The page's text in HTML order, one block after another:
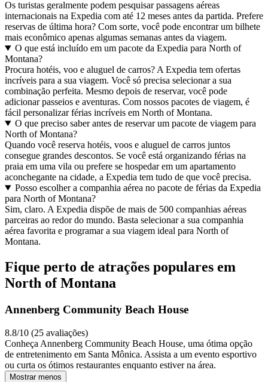
Os turistas geralmente podem pesquisar passagens aéreas
internacionais na Expedia com até 12 meses antes da partida. Prefere
reservas de última hora? Com sorte, você pode encontrar um bilhete
mais econômico apenas algumas semanas antes da viagem.
O que está incluído em um pacote da Expedia para North of
Montana?
Procura hotéis, voo e aluguel de carros? A Expedia tem ofertas
incríveis para a sua viagem. Você só precisa selecionar a sua
combinação perfeita. Mesmo depois de reservar, você pode
adicionar passeios e aventuras. Com nossos pacotes de viagem, é
fácil personalizar férias incríveis em North of Montana.
O que preciso saber antes de reservar um pacote de viagem para
North of Montana?
Quando você reserva hotéis, voos e aluguel de carros juntos
consegue grandes descontos. Se você está organizando férias na
praia em uma vila ou prefere se hospedar em um apartamento
aconchegante na cidade, a Expedia tem tudo de que você precisa.
Posso escolher a companhia aérea no pacote de férias da Expedia
para North of Montana?
Sim, claro. A Expedia dispõe de mais de 500 companhias aéreas
parceiras ao redor do mundo. Basta selecionar a sua companhia
aérea favorita e programar a sua viagem ideal para North of
Montana.
Fique perto de atrações populares em
North of Montana
Annenberg Community Beach House
8.8/10 (25 avaliações)
Conheça Annenberg Community Beach House, uma ótima opção
de entretenimento em Santa Mônica. Assista a um evento esportivo
ou curta os ótimos restaurantes enquanto estiver na área.
Mostrar menos